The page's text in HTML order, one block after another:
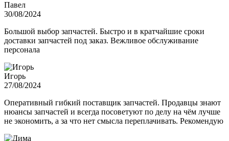
Павел
30/08/2024
Большой выбор запчастей. Быстро и в кратчайшие сроки
доставки запчастей под заказ. Вежливое обслуживание
персонала
Игорь
27/08/2024
Оперативный гибкий поставщик запчастей. Продавцы знают
нюансы запчастей и всегда посоветуют по делу на чём лучше
не экономить, а за что нет смысла переплачивать. Рекомендую